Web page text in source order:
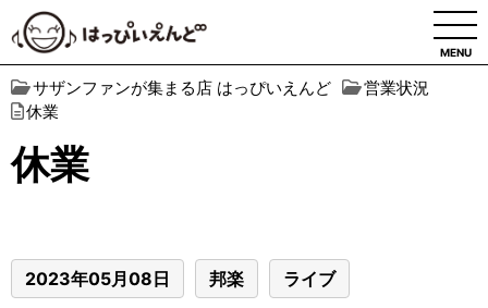
MENU
サザンファンが集まる店 はっぴいえんど
営業状況
休業
休業
2023年05月08日 邦楽 ライブ